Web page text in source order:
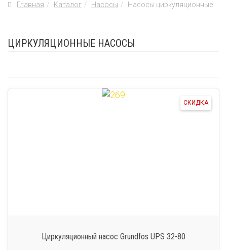
Главная Каталог Насосы Насосы циркуляционные
ЦИРКУЛЯЦИОННЫЕ НАСОСЫ
СКИДКА
Циркуляционный насос Grundfos UPS 32-80